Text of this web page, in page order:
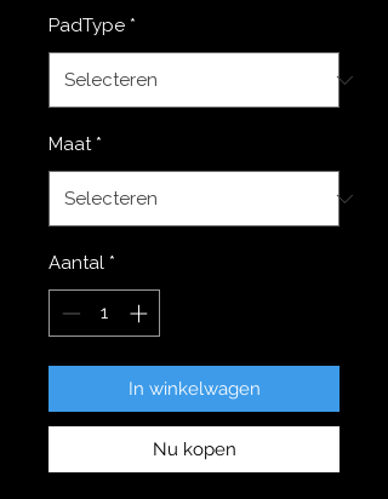
PadType *
Maat *
Aantal *
In winkelwagen
Nu kopen